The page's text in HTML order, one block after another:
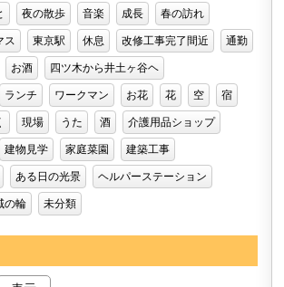
夜の散歩 音楽 成長 春の訪れ
ス 東京駅 休息 改修工事完了間近 通勤
お酒 四ツ木から井土ヶ谷ヘ
ランチ ワークマン お花 花 空 宿
現場 うた 酒 介護用品ショップ
建物見学 家庭菜園 建築工事
ある日の光景 ヘルパーステーション
の輪 未分類